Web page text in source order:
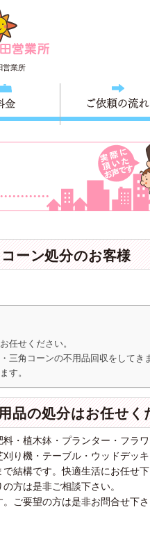
営業所
ーン処分のお客様
任せください。
三角コーンの不用品回収をしてき
す。
品の処分はお任せく
・植木鉢・プランター・フラ
り機・テーブル・ウッドデッ
結構です。快適生活にお任せ下
方は是非ご相談下さい。
ご要望の方は是非お問合せ下さ